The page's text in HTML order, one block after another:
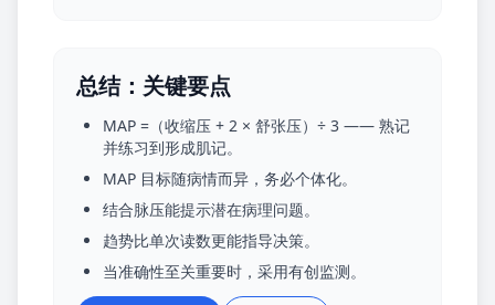
总结：关键要点
MAP =（收缩压 + 2 × 舒张压）÷ 3 —— 熟记
并练习到形成肌记。
MAP 目标随病情而异，务必个体化。
结合脉压能提示潜在病理问题。
趋势比单次读数更能指导决策。
当准确性至关重要时，采用有创监测。